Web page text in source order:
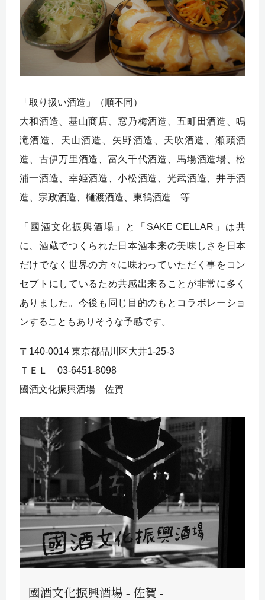
「取り扱い酒造」（順不同）
大和酒造、基山商店、窓乃梅酒造、五町田酒造、鳴
滝酒造、天山酒造、矢野酒造、天吹酒造、瀬頭酒
造、古伊万里酒造、富久千代酒造、馬場酒造場、松
浦一酒造、幸姫酒造、小松酒造、光武酒造、井手酒
造、宗政酒造、樋渡酒造、東鶴酒造 等
「國酒文化振興酒場」と「SAKE CELLAR」は共
に、酒蔵でつくられた日本酒本来の美味しさを日本
だけでなく世界の方々に味わっていただく事をコン
セプトにしているため共感出来ることが非常に多く
ありました。今後も同じ目的のもとコラボレーショ
ンすることもありそうな予感です。
〒140-0014 東京都品川区大井1-25-3
ＴＥＬ 03-6451-8098
國酒文化振興酒場 佐賀
國酒文化振興酒場 - 佐賀 -